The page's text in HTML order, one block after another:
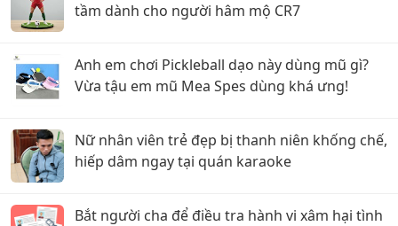
tầm dành cho người hâm mộ CR7
Anh em chơi Pickleball dạo này dùng mũ gì?
Vừa tậu em mũ Mea Spes dùng khá ưng!
Nữ nhân viên trẻ đẹp bị thanh niên khống chế,
hiếp dâm ngay tại quán karaoke
Bắt người cha để điều tra hành vi xâm hại tình